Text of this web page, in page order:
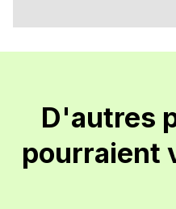
D'autres
pourraient